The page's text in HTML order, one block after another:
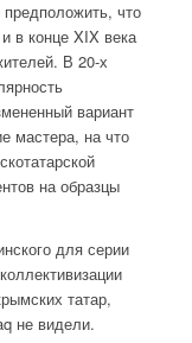
что
в конце XIX века
В 20-х
вариант
мастера, на что
на образцы
для серии
татар,
не видели.